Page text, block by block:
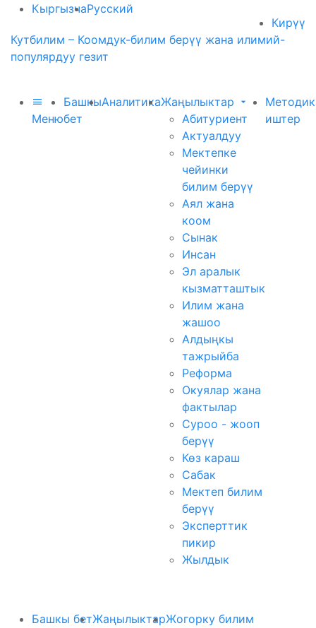
КыргызчаРусский
Кирүү
Кутбилим – Коомдук-билим берүү жана илимий-
популярдуу гезит
Меню
Башкы
бет
АналитикаЖаңылыктар
Абитуриент
Актуалдуу
Мектепке
чейинки
билим берүү
Аял жана
коом
Сынак
Инсан
Эл аралык
кызматташтык
Илим жана
жашоо
Алдыңкы
тажрыйба
Реформа
Окуялар жана
фактылар
Суроо - жооп
берүү
Көз караш
Сабак
Мектеп билим
берүү
Эксперттик
пикир
Жылдык
иштер
Башкы бетЖаңылыктарЖогорку билим